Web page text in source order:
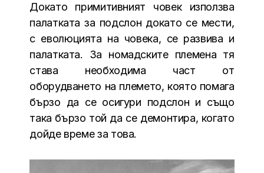
Докато примитивният човек използва
палатката за подслон докато се мести,
с еволюцията на човека, се развива и
палатката. За номадските племена тя
става необходима част от
оборудването на племето, която помага
бързо да се осигури подслон и също
така бързо той да се демонтира, когато
дойде време за това.